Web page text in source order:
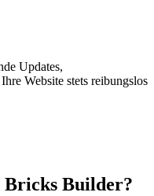
Updates,
Website stets reibungslos
Bricks Builder?